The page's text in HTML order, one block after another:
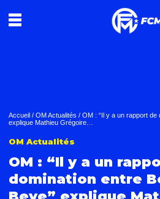
Accueil / OM Actualités / OM : “Il y a un rapport de
explique Mathieu Grégoire…
OM Actualités
OM : “Il y a un
domination entre